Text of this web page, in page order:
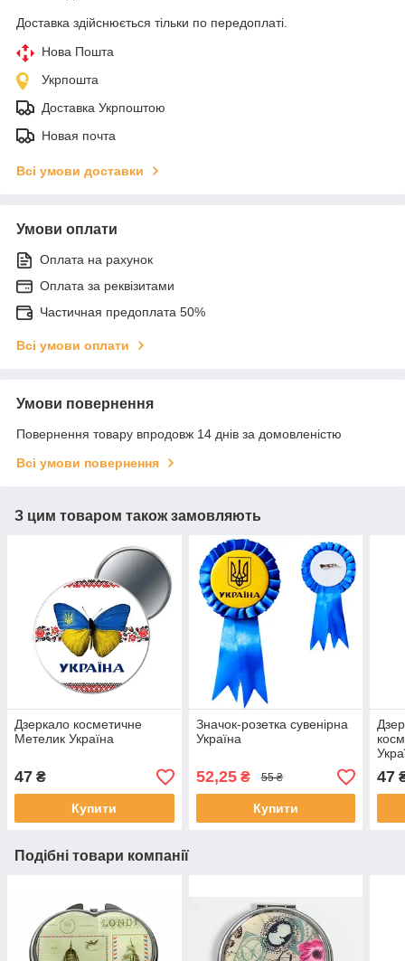
Доставка здійснюється тільки по передоплаті.
Нова Пошта
Укрпошта
Доставка Укрпоштою
Новая почта
Всі умови доставки
Умови оплати
Оплата на рахунок
Оплата за реквізитами
Частичная предоплата 50%
Всі умови оплати
Умови повернення
Повернення товару впродовж 14 днів за домовленістю
Всі умови повернення
З цим товаром також замовляють
Дзеркало косметичне
Метелик Україна
47 ₴
Купити
Значок-розетка сувенірна
Україна
52,25₴ 55 ₴
Купити
47
Подібні товари компанії